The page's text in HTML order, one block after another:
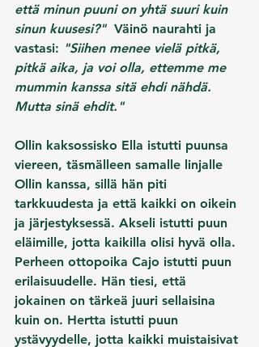
että minun puuni on yhtä suuri kuin
sinun kuusesi?" Väinö naurahti ja
vastasi: "Siihen menee vielä pitkä,
pitkä aika, ja voi olla, ettemme me
mummin kanssa sitä ehdi nähdä.
Mutta sinä ehdit."
Ollin kaksossisko Ella istutti puunsa
viereen, täsmälleen samalle linjalle
Ollin kanssa, sillä hän piti
tarkkuudesta ja että kaikki on oikein
ja järjestyksessä. Akseli istutti puun
eläimille, jotta kaikilla olisi hyvä olla.
Perheen ottopoika Cajo istutti puun
erilaisuudelle. Hän tiesi, että
jokainen on tärkeä juuri sellaisina
kuin on. Hertta istutti puun
ystävyydelle, jotta kaikki muistaisivat